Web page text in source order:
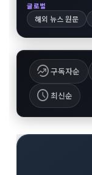
글로벌
해외 뉴스 원문
whatshot구독자순
schedule최신순